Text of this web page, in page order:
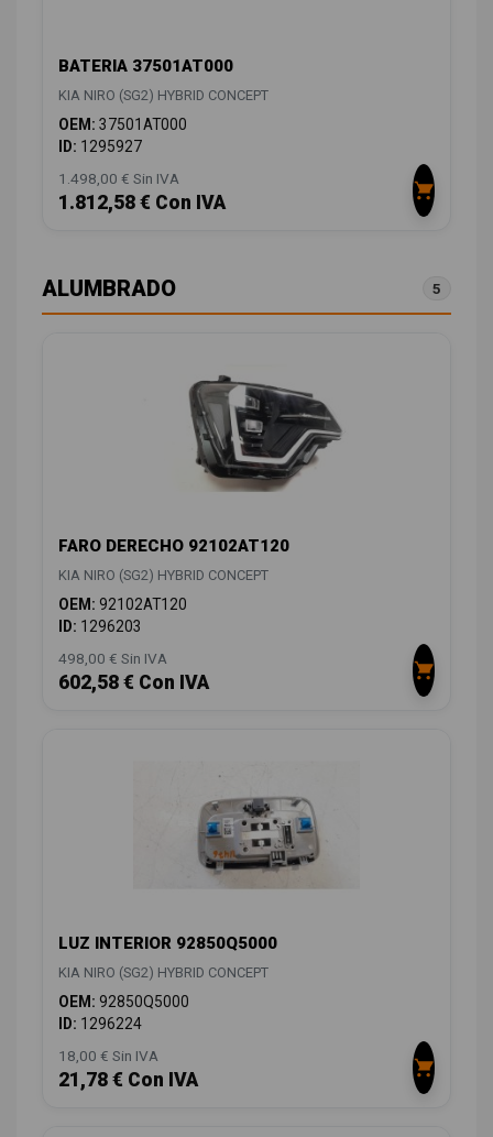
BATERIA 37501AT000
KIA NIRO (SG2) HYBRID CONCEPT
OEM: 37501AT000
ID: 1295927
1.498,00 € Sin IVA
1.812,58 € Con IVA
ALUMBRADO 5
FARO DERECHO 92102AT120
KIA NIRO (SG2) HYBRID CONCEPT
OEM: 92102AT120
ID: 1296203
498,00 € Sin IVA
602,58 € Con IVA
LUZ INTERIOR 92850Q5000
KIA NIRO (SG2) HYBRID CONCEPT
OEM: 92850Q5000
ID: 1296224
18,00 € Sin IVA
21,78 € Con IVA